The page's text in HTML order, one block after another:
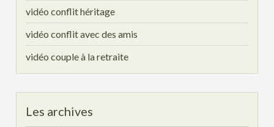
vidéo conflit héritage
vidéo conflit avec des amis
vidéo couple à la retraite
Les archives